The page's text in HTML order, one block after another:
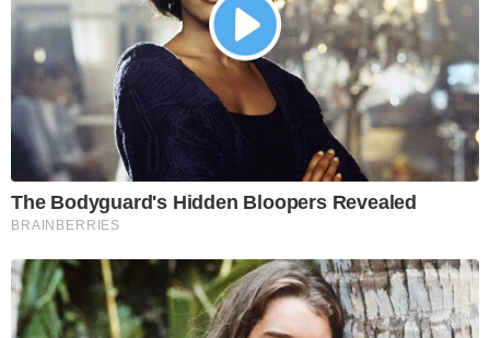
The Bodyguard's Hidden Bloopers Revealed
BRAINBERRIES